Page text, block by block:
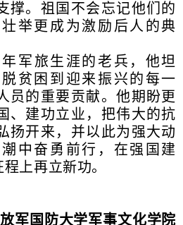
撑。祖国不会忘记他们的
举更成为激励后人的典
军旅生涯的老兵，他坦
贫困到迎来振兴的每一
员的重要贡献。他期盼更
、建功立业，把伟大的抗
扬开来，并以此为强大动
中奋勇前行，在强国建
上再立新功。
军国防大学军事文化学院